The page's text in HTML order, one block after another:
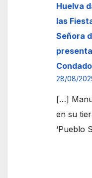
Huelva
las
Señora
28/08/
[…]
en su
‘Pueblo